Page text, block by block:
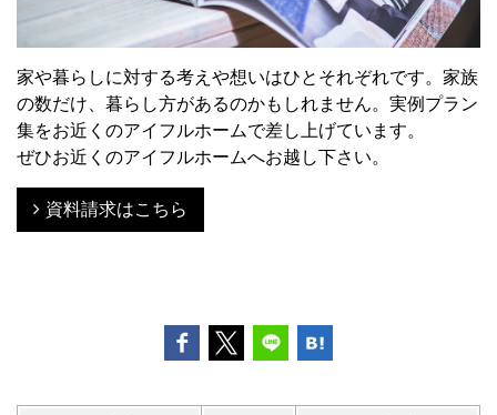
家や暮らしに対する考えや想いはひとそれぞれです。家族
の数だけ、暮らし方があるのかもしれません。実例プラン
集をお近くのアイフルホームで差し上げています。
ぜひお近くのアイフルホームへお越し下さい。
資料請求はこちら